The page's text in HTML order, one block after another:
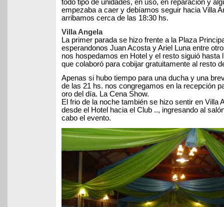
todo tipo de unidades, en uso, en reparacion y
empezaba a caer y debíamos seguir hacia Villa
arribamos cerca de las 18:30 hs.
Villa Angela
La primer parada se hizo frente a la Plaza
esperandonos Juan Acosta y Ariel Luna entre
nos hospedamos en Hotel y el resto siguió hasta
que colaboró para cobijar gratuitamente al resto
Apenas si hubo tiempo para una ducha y una
de las 21 hs. nos congregamos en la recepción
oro del día. La Cena Show.
El frio de la noche también se hizo sentir en Villa
desde el Hotel hacia el Club .., ingresando al
cabo el evento.